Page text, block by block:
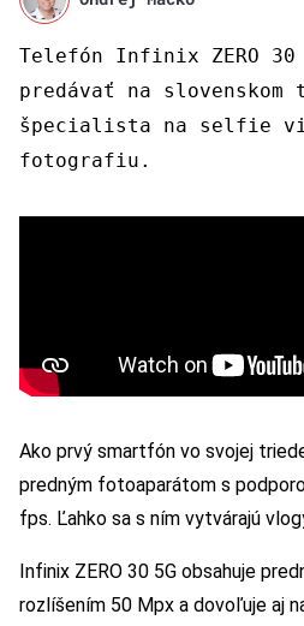
Telefón Infinix ZERO 30
predávať na
špecialista na selfie
fotografiu.
Ako prvý smartfón vo svojej
predným fotoaparátom s
fps. Ľahko sa s ním vytvárajú
Infinix ZERO 30 5G obsahuje
rozlíšením 50 Mpx a dovoľuje aj